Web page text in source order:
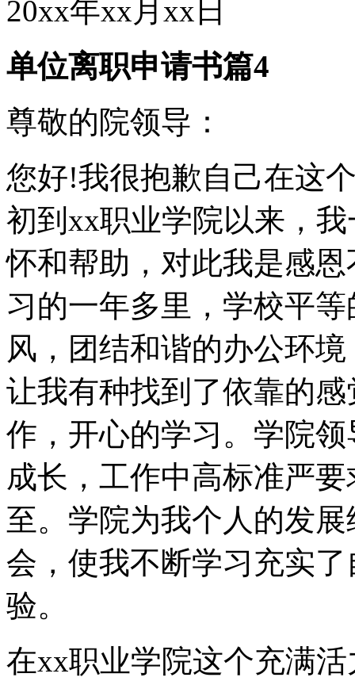
20xx年xx月xx日
单位离职申请书篇4
尊敬的院领导：
您好!我很抱歉自己在这
初到xx职业学院以来，
怀和帮助，对此我是感
习的一年多里，学校平
风，团结和谐的办公环
让我有种找到了依靠的
作，开心的学习。学院
成长，工作中高标准严
至。学院为我个人的发
会，使我不断学习充实
验。
在xx职业学院这个充满